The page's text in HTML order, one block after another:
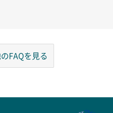
FAQを見る